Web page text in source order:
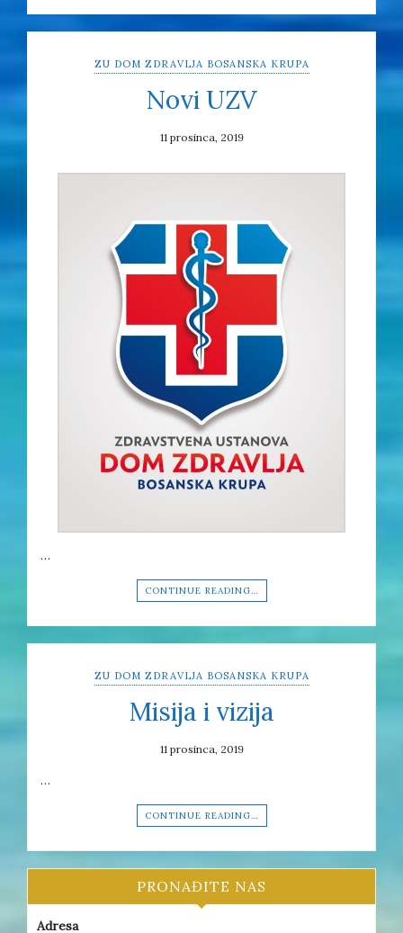
ZU DOM ZDRAVLJA BOSANSKA KRUPA
Novi UZV
11 prosinca, 2019
…
CONTINUE READING…
ZU DOM ZDRAVLJA BOSANSKA KRUPA
Misija i vizija
11 prosinca, 2019
…
CONTINUE READING…
PRONAĐITE NAS
Adresa